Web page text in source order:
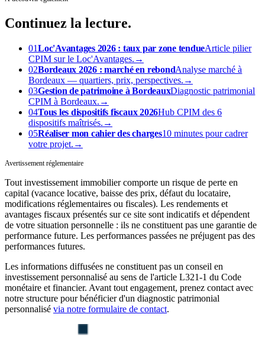
Continuez la lecture.
01Loc'Avantages 2026 : taux par zone tendueArticle pilier
CPIM sur le Loc'Avantages. →
02Bordeaux 2026 : marché en rebondAnalyse marché à
Bordeaux — quartiers, prix, perspectives. →
03Gestion de patrimoine à BordeauxDiagnostic patrimonial
CPIM à Bordeaux. →
04Tous les dispositifs fiscaux 2026Hub CPIM des 6
dispositifs maîtrisés. →
05Réaliser mon cahier des charges10 minutes pour cadrer
votre projet. →
Avertissement réglementaire
Tout investissement immobilier comporte un risque de perte en
capital (vacance locative, baisse des prix, défaut du locataire,
modifications réglementaires ou fiscales). Les rendements et
avantages fiscaux présentés sur ce site sont indicatifs et dépendent
de votre situation personnelle : ils ne constituent pas une garantie de
performance future. Les performances passées ne préjugent pas des
performances futures.
Les informations diffusées ne constituent pas un conseil en
investissement personnalisé au sens de l'article L321-1 du Code
monétaire et financier. Avant tout engagement, prenez contact avec
notre structure pour bénéficier d'un diagnostic patrimonial
personnalisé via notre formulaire de contact.